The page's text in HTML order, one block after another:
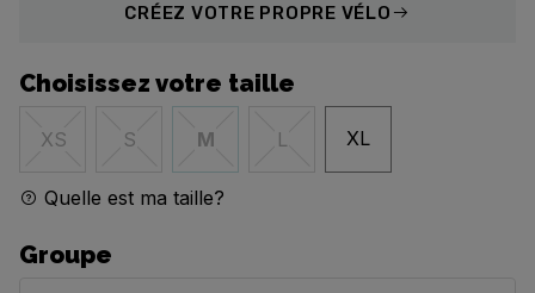
CRÉEZ VOTRE PROPRE VÉLO
Choisissez votre taille
XS S M L XL
Quelle est ma taille?
Groupe